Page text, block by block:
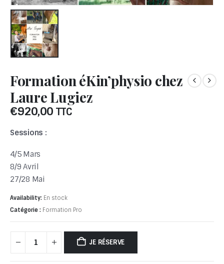
Formation éKin’physio chez
Laure Lugiez
€920,00 TTC
Sessions :
4/5 Mars
8/9 Avril
27/28 Mai
Availability: En stock
Catégorie : Formation Pro
JE RÉSERVE